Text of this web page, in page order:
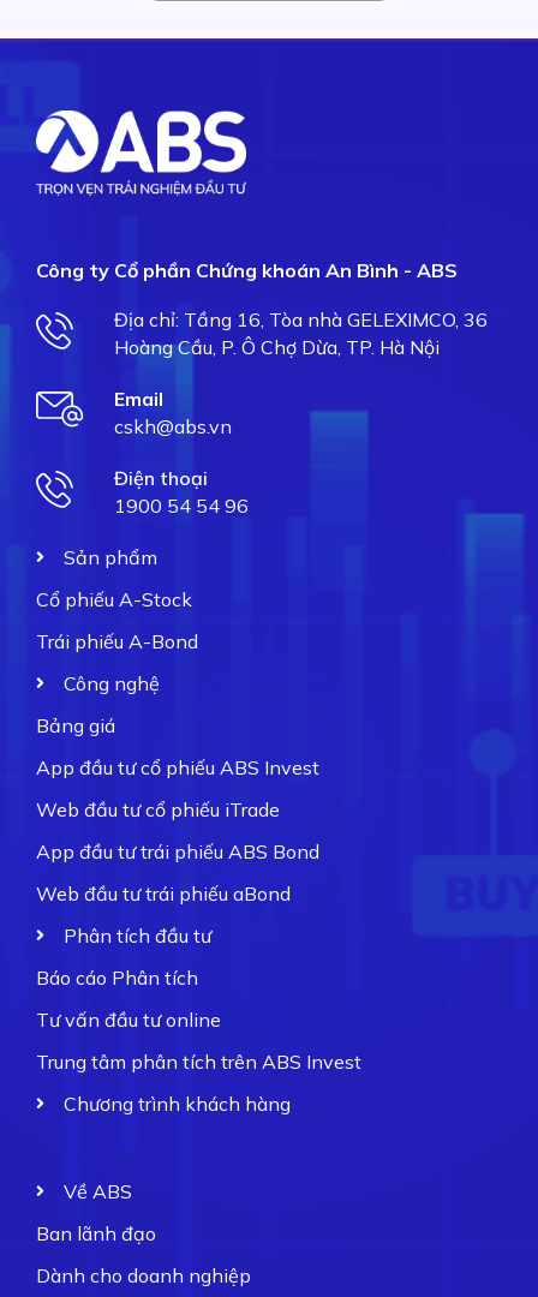
Công ty Cổ phần Chứng khoán An Bình - ABS
Địa chỉ: Tầng 16, Tòa nhà GELEXIMCO, 36
Hoàng Cầu, P. Ô Chợ Dừa, TP. Hà Nội
Email
cskh@abs.vn
Điện thoại
1900 54 54 96
Sản phẩm
Cổ phiếu A-Stock
Trái phiếu A-Bond
Công nghệ
Bảng giá
App đầu tư cổ phiếu ABS Invest
Web đầu tư cổ phiếu iTrade
App đầu tư trái phiếu ABS Bond
Web đầu tư trái phiếu aBond
Phân tích đầu tư
Báo cáo Phân tích
Tư vấn đầu tư online
Trung tâm phân tích trên ABS Invest
Chương trình khách hàng
Về ABS
Ban lãnh đạo
Dành cho doanh nghiệp